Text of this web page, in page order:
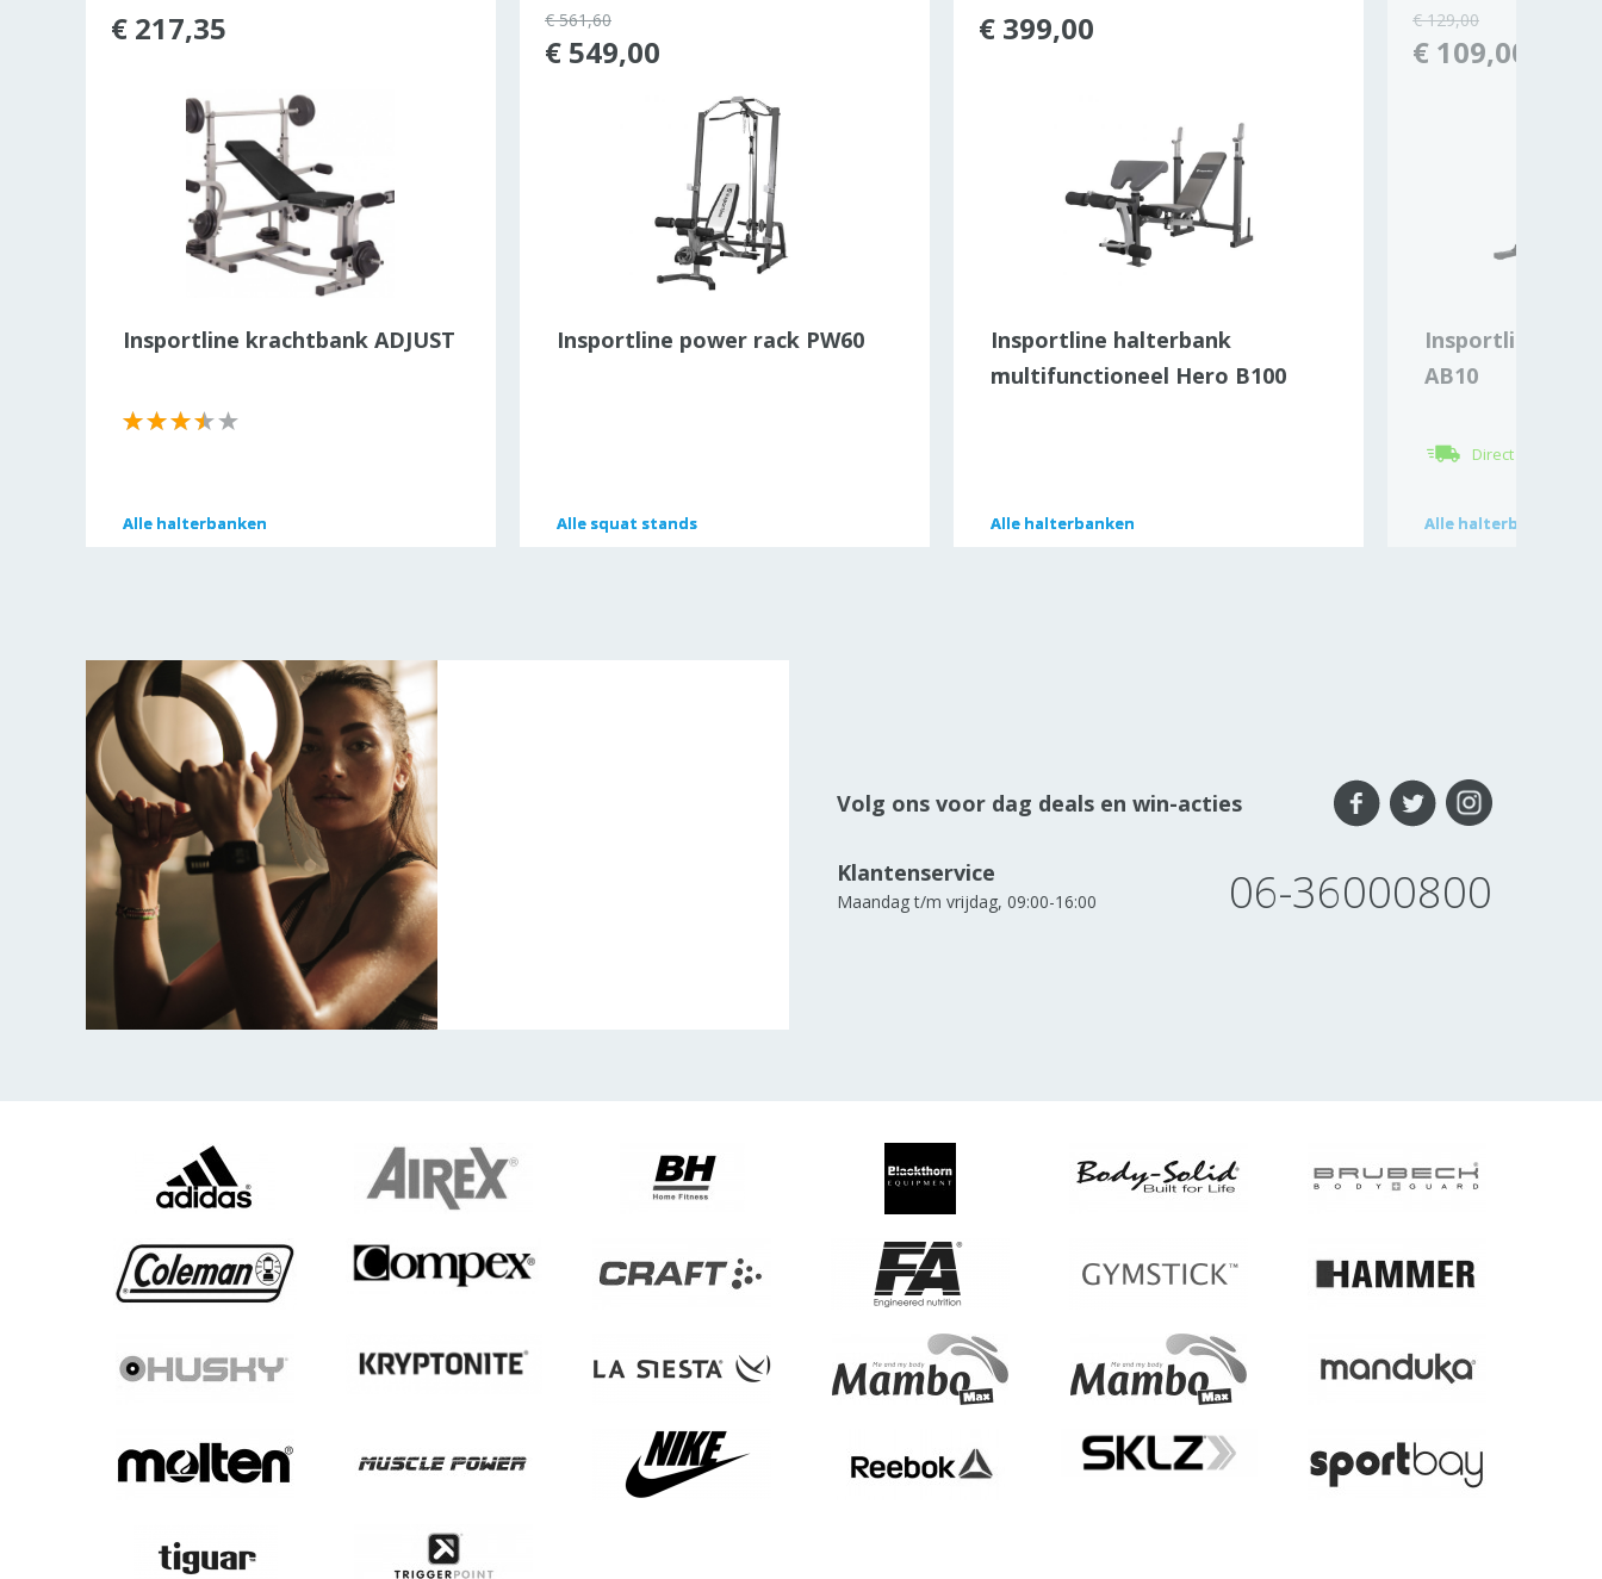
Insportline krachtbank ADJUST
Alle halterbanken
Alle halterbanken
€ 217,35
Insportline power rack PW60
Alle squat stands
Alle squat stands
€ 561,60
€ 549,00
Insportline halterbank
multifunctioneel Hero B100
Alle halterbanken
Alle halterbanken
€ 399,00
Insportline
AB10
Direct leverbaar
Alle halterbanken
Alle halterbanken
€ 129,00
€ 109,00
Volg ons voor dag deals en win-acties
Klantenservice
Maandag t/m vrijdag, 09:00-16:00 06-36000800